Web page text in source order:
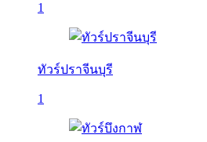
1
ทัวร์ปราจีนบุรี
1